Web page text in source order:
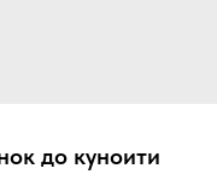
до куноити